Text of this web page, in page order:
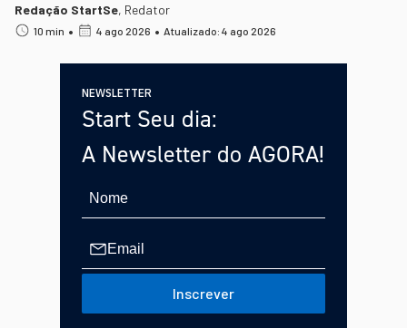
Redação StartSe, Redator
10 min • 4 ago 2026 • Atualizado: 4 ago 2026
NEWSLETTER
Start Seu dia:
A Newsletter do AGORA!
Inscrever